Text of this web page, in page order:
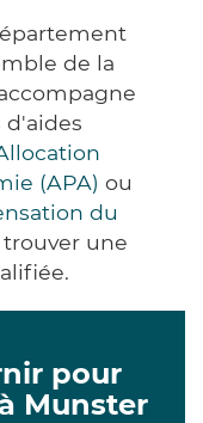
de la
d'aides
(APA) ou
du
une
pour
Munster